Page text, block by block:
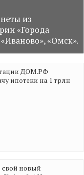
из
«Города
«Омск».
ДОМ.РФ
ипотеки на 1 трлн
свой новый